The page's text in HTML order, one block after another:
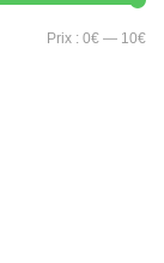
Prix : 0€ — 10€